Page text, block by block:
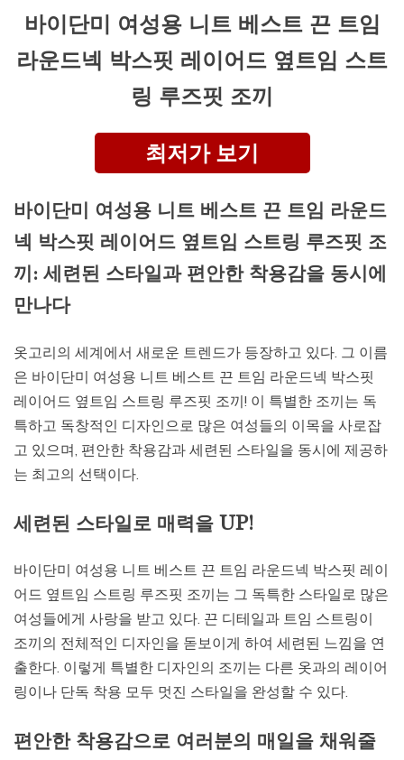
바이단미 여성용 니트 베스트 끈 트임
라운드넥 박스핏 레이어드 옆트임 스트
링 루즈핏 조끼
최저가 보기
바이단미 여성용 니트 베스트 끈 트임 라운드
넥 박스핏 레이어드 옆트임 스트링 루즈핏 조
끼: 세련된 스타일과 편안한 착용감을 동시에
만나다
옷고리의 세계에서 새로운 트렌드가 등장하고 있다. 그 이름
은 바이단미 여성용 니트 베스트 끈 트임 라운드넥 박스핏
레이어드 옆트임 스트링 루즈핏 조끼! 이 특별한 조끼는 독
특하고 독창적인 디자인으로 많은 여성들의 이목을 사로잡
고 있으며, 편안한 착용감과 세련된 스타일을 동시에 제공하
는 최고의 선택이다.
세련된 스타일로 매력을 UP!
바이단미 여성용 니트 베스트 끈 트임 라운드넥 박스핏 레이
어드 옆트임 스트링 루즈핏 조끼는 그 독특한 스타일로 많은
여성들에게 사랑을 받고 있다. 끈 디테일과 트임 스트링이
조끼의 전체적인 디자인을 돋보이게 하여 세련된 느낌을 연
출한다. 이렇게 특별한 디자인의 조끼는 다른 옷과의 레이어
링이나 단독 착용 모두 멋진 스타일을 완성할 수 있다.
편안한 착용감으로 여러분의 매일을 채워줄